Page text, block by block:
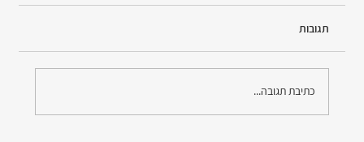
תגובות
כתיבת תגובה...